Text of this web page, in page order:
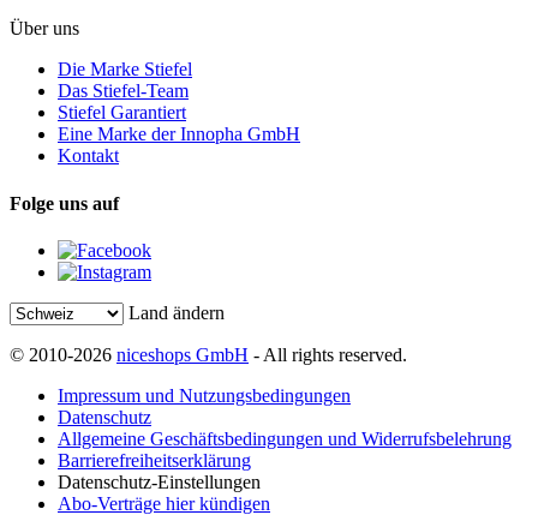
Über uns
Die Marke Stiefel
Das Stiefel-Team
Stiefel Garantiert
Eine Marke der Innopha GmbH
Kontakt
Folge uns auf
Land ändern
© 2010-2026 niceshops GmbH - All rights reserved.
Impressum und Nutzungsbedingungen
Datenschutz
Allgemeine Geschäftsbedingungen und Widerrufsbelehrung
Barrierefreiheitserklärung
Datenschutz-Einstellungen
Abo-Verträge hier kündigen